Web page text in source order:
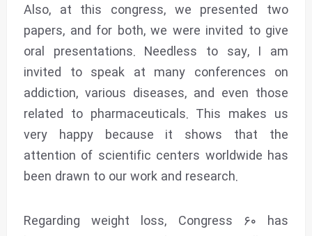
Also, at this congress, we presented two
papers, and for both, we were invited to give
oral presentations. Needless to say, I am
invited to speak at many conferences on
addiction, various diseases, and even those
related to pharmaceuticals. This makes us
very happy because it shows that the
attention of scientific centers worldwide has
been drawn to our work and research.
Regarding weight loss, Congress ۶۰ has